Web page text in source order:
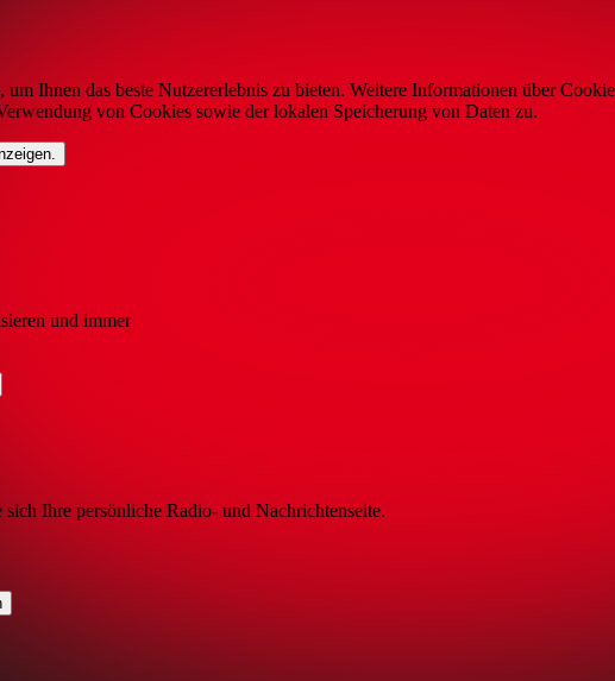
Ihnen das beste Nutzererlebnis zu bieten. Weitere Informationen über
von Cookies sowie der lokalen Speicherung von Daten zu.
und immer
Ihre persönliche Radio- und Nachrichtenseite.